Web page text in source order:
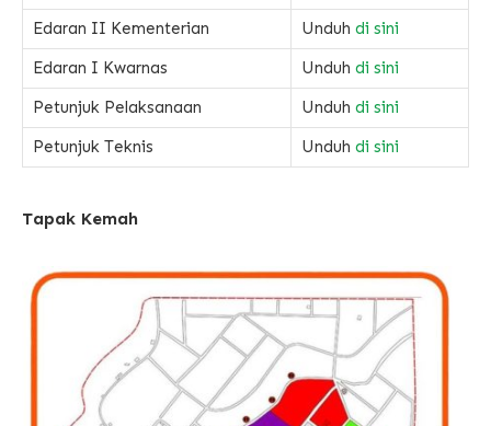
Edaran II Kementerian
Unduh di sini
Edaran I Kwarnas
Unduh di sini
Petunjuk Pelaksanaan
Unduh di sini
Petunjuk Teknis
Unduh di sini
Tapak Kemah